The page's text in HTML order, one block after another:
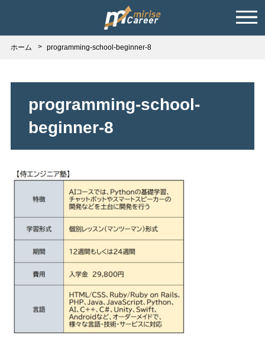
ホーム programming-school-beginner-8
programming-school-
beginner-8